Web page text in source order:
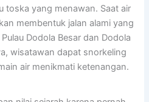
toska yang menawan. Saat air
membentuk jalan alami yang
Dodola Besar dan Dodola
wisatawan dapat snorkeling
air menikmati ketenangan.